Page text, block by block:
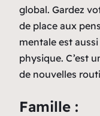
global. Gardez
de place aux
mentale est
physique. C’est
de nouvelles
Famille :